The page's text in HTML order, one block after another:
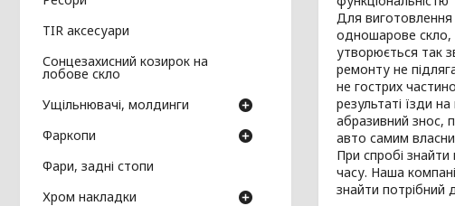
Для виготовлення
одношарове скло,
утворюється так
ремонту не
не гострих
результаті їзди
абразивний знос,
авто самим
При спробі
часу. Наша
знайти потрібний
TIR аксесуари
Сонцезахисний козирок на
лобове скло
Ущільнювачі, молдинги
Фаркопи
Фари, задні стопи
Хром накладки